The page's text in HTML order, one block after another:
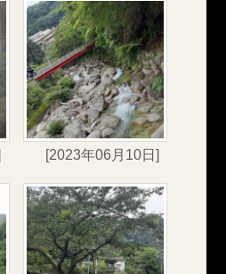
[2023年06月10日]